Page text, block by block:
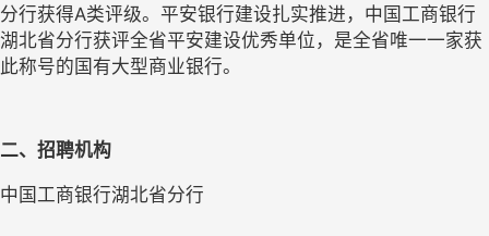
分行获得A类评级。平安银行建设扎实推进，中国工商银行
湖北省分行获评全省平安建设优秀单位，是全省唯一一家获
此称号的国有大型商业银行。
二、招聘机构
中国工商银行湖北省分行